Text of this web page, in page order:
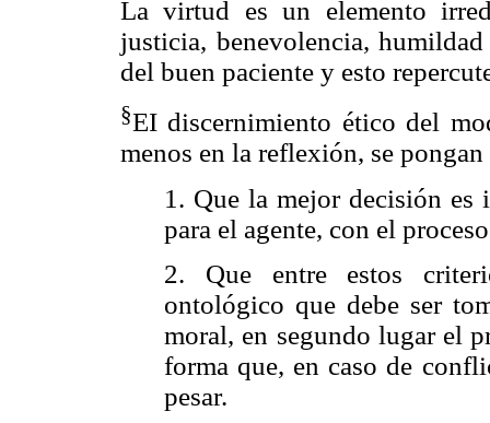
La virtud es un elemento
justicia, benevolencia,
del buen paciente y esto
§EI discernimiento ético del
menos en la reflexión, se
1. Que la mejor decisión es
para el agente, con el
2. Que entre estos
ontológico que debe ser
moral, en segundo lugar el
forma que, en caso de
pesar.